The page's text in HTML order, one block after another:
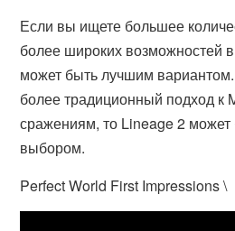
Если вы ищете большее
более широких возможностей
может быть лучшим
более традиционный подход к
сражениям, то Lineage 2
выбором.
Perfect World First Impressions \